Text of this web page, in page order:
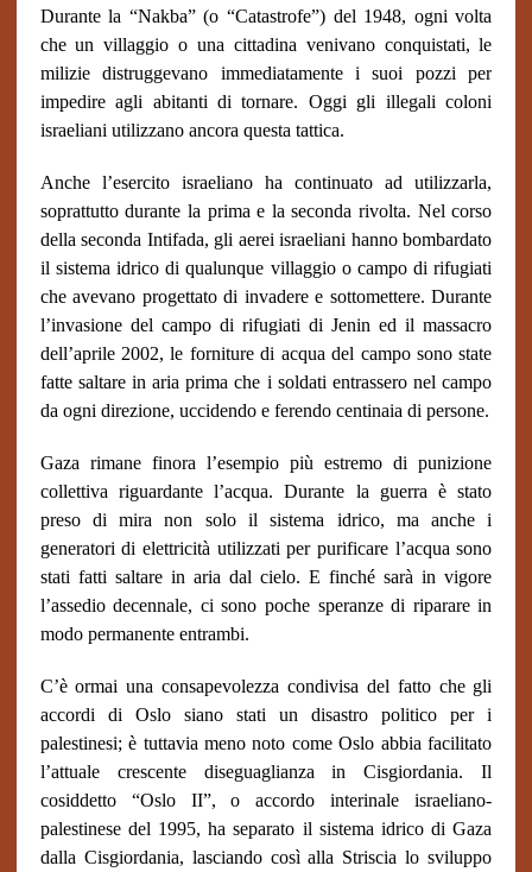
Durante la “Nakba” (o “Catastrofe”) del 1948, ogni volta
che un villaggio o una cittadina venivano conquistati, le
milizie distruggevano immediatamente i suoi pozzi per
impedire agli abitanti di tornare. Oggi gli illegali coloni
israeliani utilizzano ancora questa tattica.
Anche l’esercito israeliano ha continuato ad utilizzarla,
soprattutto durante la prima e la seconda rivolta. Nel corso
della seconda Intifada, gli aerei israeliani hanno bombardato
il sistema idrico di qualunque villaggio o campo di rifugiati
che avevano progettato di invadere e sottomettere. Durante
l’invasione del campo di rifugiati di Jenin ed il massacro
dell’aprile 2002, le forniture di acqua del campo sono state
fatte saltare in aria prima che i soldati entrassero nel campo
da ogni direzione, uccidendo e ferendo centinaia di persone.
Gaza rimane finora l’esempio più estremo di punizione
collettiva riguardante l’acqua. Durante la guerra è stato
preso di mira non solo il sistema idrico, ma anche i
generatori di elettricità utilizzati per purificare l’acqua sono
stati fatti saltare in aria dal cielo. E finché sarà in vigore
l’assedio decennale, ci sono poche speranze di riparare in
modo permanente entrambi.
C’è ormai una consapevolezza condivisa del fatto che gli
accordi di Oslo siano stati un disastro politico per i
palestinesi; è tuttavia meno noto come Oslo abbia facilitato
l’attuale crescente diseguaglianza in Cisgiordania. Il
cosiddetto “Oslo II”, o accordo interinale israeliano-
palestinese del 1995, ha separato il sistema idrico di Gaza
dalla Cisgiordania, lasciando così alla Striscia lo sviluppo